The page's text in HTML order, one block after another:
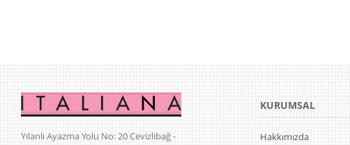
Yılanlı Ayazma Yolu No: 20 Cevizlibağ -
KURUMSAL
Hakkımızda